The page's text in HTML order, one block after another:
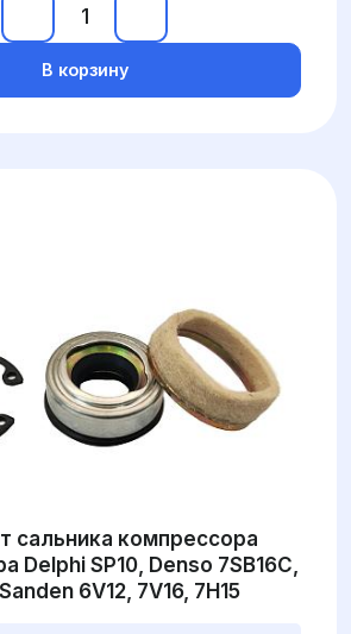
В корзину
сальника компрессора
Delphi SP10, Denso 7SB16C,
6V12, 7V16, 7H15